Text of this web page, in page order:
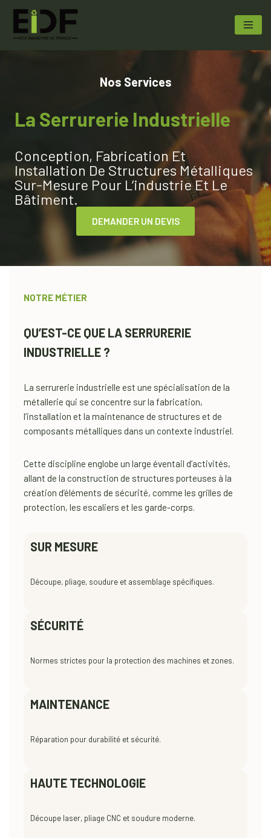
Aller
Nos Services
La Serrurerie Industrielle
Conception, Fabrication Et
Installation De Structures Métalliques
Sur-Mesure Pour L’industrie Et Le
Bâtiment.
DEMANDER UN DEVIS
NOTRE MÉTIER
QU’EST-CE QUE LA SERRURERIE
INDUSTRIELLE ?
La serrurerie industrielle est une spécialisation de la
métallerie qui se concentre sur la fabrication,
l’installation et la maintenance de structures et de
composants métalliques dans un contexte industriel.
Cette discipline englobe un large éventail d’activités,
allant de la construction de structures porteuses à la
création d’éléments de sécurité, comme les grilles de
protection, les escaliers et les garde-corps.
SUR MESURE
Découpe, pliage, soudure et assemblage spécifiques.
SÉCURITÉ
Normes strictes pour la protection des machines et zones.
MAINTENANCE
Réparation pour durabilité et sécurité.
HAUTE TECHNOLOGIE
Découpe laser, pliage CNC et soudure moderne.